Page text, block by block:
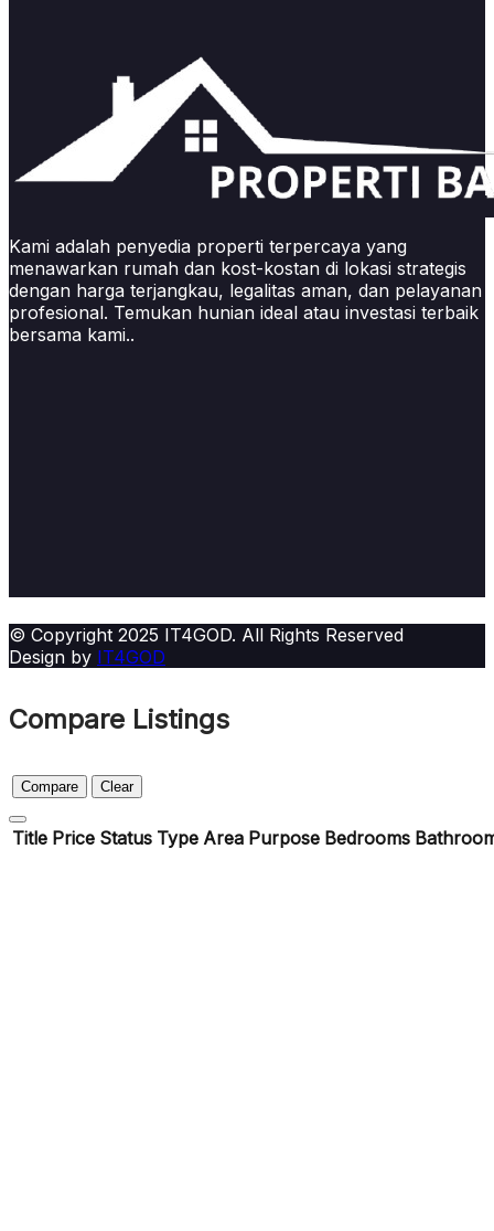
Kami adalah penyedia properti terpercaya yang
menawarkan rumah dan kost-kostan di lokasi strategis
dengan harga terjangkau, legalitas aman, dan pelayanan
profesional. Temukan hunian ideal atau investasi terbaik
bersama kami..
© Copyright 2025 IT4GOD. All Rights Reserved
Design by IT4GOD
Compare Listings
Compare Clear
Title Price Status Type Area Purpose Bedrooms